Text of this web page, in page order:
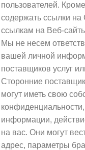
пользователей.
содержать ссылки
ссылкам на Веб-
Мы не несем
вашей личной
поставщиков услуг
Сторонние
могут иметь свою
информации,
на вас. Они могут
адрес, параметры